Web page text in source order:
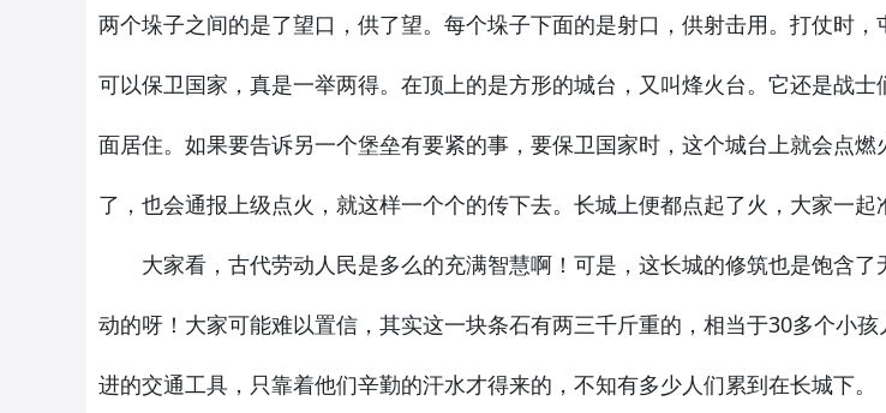
两个垛子之间的是了望口，供了望。每个垛子下面的是射口，供射击用。打仗时
可以保卫国家，真是一举两得。在顶上的是方形的城台，又叫烽火台。它还是战士
面居住。如果要告诉另一个堡垒有要紧的事，要保卫国家时，这个城台上就会点
了，也会通报上级点火，就这样一个个的传下去。长城上便都点起了火，大家一起
大家看，古代劳动人民是多么的充满智慧啊！可是，这长城的修筑也是饱含了
动的呀！大家可能难以置信，其实这一块条石有两三千斤重的，相当于30多个小
进的交通工具，只靠着他们辛勤的汗水才得来的，不知有多少人们累到在长城下。